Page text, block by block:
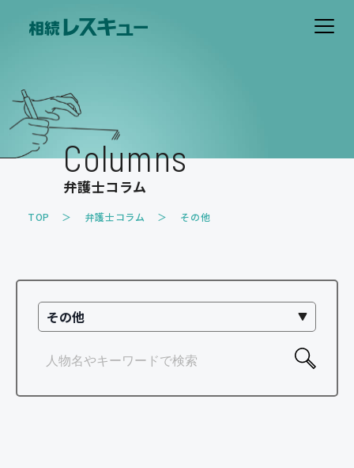
解決事例
相続放棄 相続税・事業承継対策
家族信託・遺言書作成 その他
ご相談の流れ
Columns
弁護士コラム
TOP 弁護士コラム その他